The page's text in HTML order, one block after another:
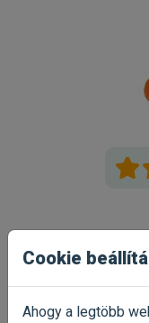
5
3
Cookie
Ahogy a legtöbb